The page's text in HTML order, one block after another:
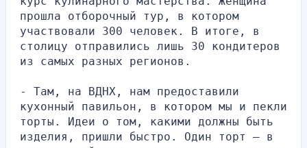
прошла отборочный тур, в котором
участвовали 300 человек. В итоге, в
столицу отправились лишь 30 кондитеров
из самых разных регионов.
- Там, на ВДНХ, нам предоставили
кухонный павильон, в котором мы и пекли
торты. Идеи о том, какими должны быть
изделия, пришли быстро. Один торт – в